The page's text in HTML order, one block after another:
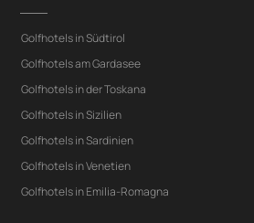
Golfhotels in Südtirol
Golfhotels am Gardasee
Golfhotels in der Toskana
Golfhotels in Sizilien
Golfhotels in Sardinien
Golfhotels in Venetien
Golfhotels in Emilia-Romagna